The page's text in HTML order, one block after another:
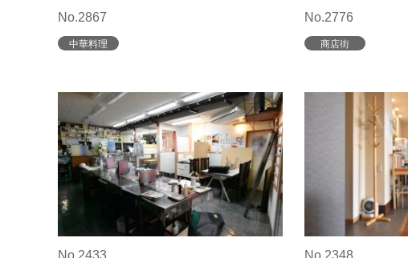
No.2867
中華料理
No.2776
商店街
No.2433 No.2348